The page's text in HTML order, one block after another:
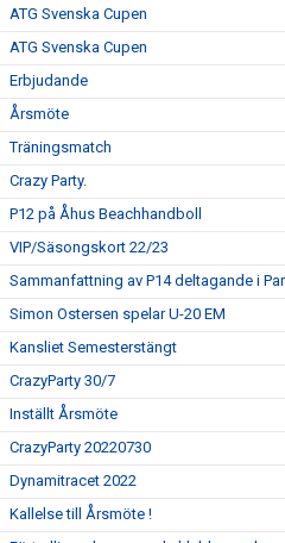
ATG Svenska Cupen
ATG Svenska Cupen
Erbjudande
Årsmöte
Träningsmatch
Crazy Party.
P12 på Åhus Beachhandboll
VIP/Säsongskort 22/23
Sammanfattning av P14 deltagande i
Simon Ostersen spelar U-20 EM
Kansliet Semesterstängt
CrazyParty 30/7
Inställt Årsmöte
CrazyParty 20220730
Dynamitracet 2022
Kallelse till Årsmöte !